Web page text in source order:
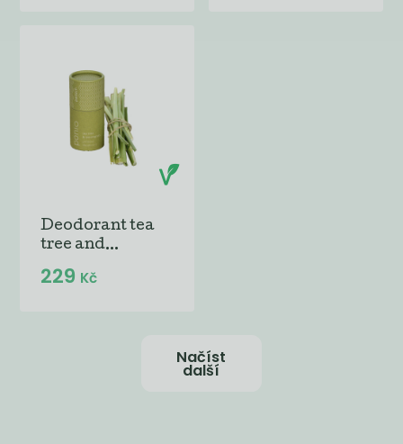
Deodorant tea
tree and...
229 Kč
Načíst
další